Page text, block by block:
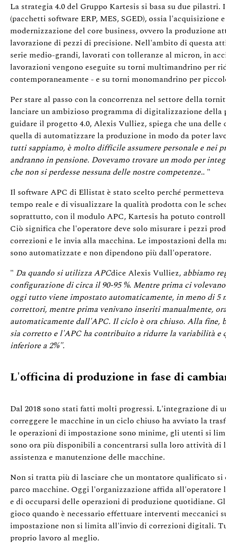
La strategia 4.0 del Gruppo Kartesis si basa su due
(pacchetti software ERP, MES, SGED), ossia l'acquisizione
modernizzazione del core business, ovvero la produzione
lavorazione di pezzi di precisione. Nell'ambito di questa
serie medio-grandi, lavorati con tolleranze al micron, in
lavorazioni vengono eseguite su torni multimandrino per
contemporaneamente - e su torni monomandrino per
Per stare al passo con la concorrenza nel settore della
lanciare un ambizioso programma di digitalizzazione della
guidare il progetto 4.0, Alexis Vulliez, spiega che una
quella di automatizzare la produzione in modo da poter
tutti sappiamo, è molto difficile assumere personale e nei
andranno in pensione. Dovevamo trovare un modo per
che non si perdesse nessuna delle nostre competenze.. "
Il software APC di Ellistat è stato scelto perché
tempo reale e di visualizzare la qualità prodotta con le
soprattutto, con il modulo APC, Kartesis ha potuto
Ciò significa che l'operatore deve solo misurare i pezzi
correzioni e le invia alla macchina. Le impostazioni della
sono automatizzate e non dipendono più dall'operatore.
" Da quando si utilizza APCdice Alexis Vulliez, abbiamo
configurazione di circa il 90-95 %. Mentre prima ci
oggi tutto viene impostato automaticamente, in meno di 5
correttori, mentre prima venivano inseriti manualmente,
automaticamente dall'APC. Il ciclo è ora chiuso. Alla fine,
sia corretto e l'APC ha contribuito a ridurre la variabilità e
inferiore a 2%".
L'officina di produzione in fase di
Dal 2018 sono stati fatti molti progressi. L'integrazione di
correggere le macchine in un ciclo chiuso ha avviato la
le operazioni di impostazione sono minime, gli utenti si
sono ora più disponibili a concentrarsi sulla loro attività di
assistenza e manutenzione delle macchine.
Non si tratta più di lasciare che un montatore qualificato
parco macchine. Oggi l'organizzazione affida
e di occuparsi delle operazioni di produzione quotidiane.
gioco quando è necessario effettuare interventi meccanici
impostazione non si limita all'invio di correzioni digitali.
proprio lavoro al meglio.